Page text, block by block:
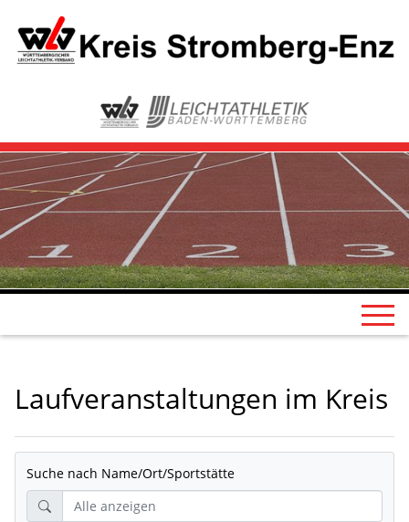
Laufveranstaltungen im Kreis
Suche nach Name/Ort/Sportstätte